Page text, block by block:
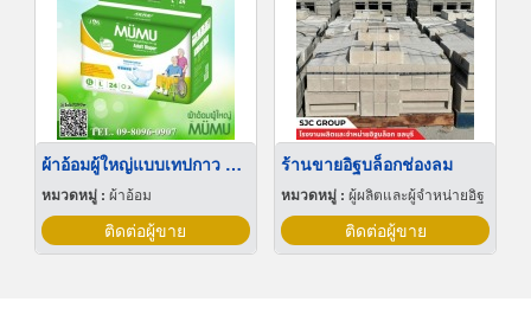
ผ้าอ้อมผู้ใหญ่แบบเทปกาว ยี่ห้อ MUMU
หมวดหมู่ : ผ้าอ้อม
ติดต่อผู้ขาย
ร้านขายอิฐบล็อกช่องลม
หมวดหมู่ : ผู้ผลิตและผู้จำหน่ายอิฐ
ติดต่อผู้ขาย